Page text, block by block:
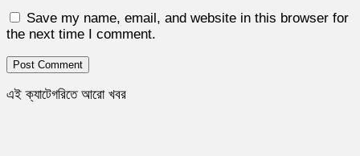
Save my name, email, and website in this browser for
the next time I comment.
এই ক্যাটেগরিতে আরো খবর